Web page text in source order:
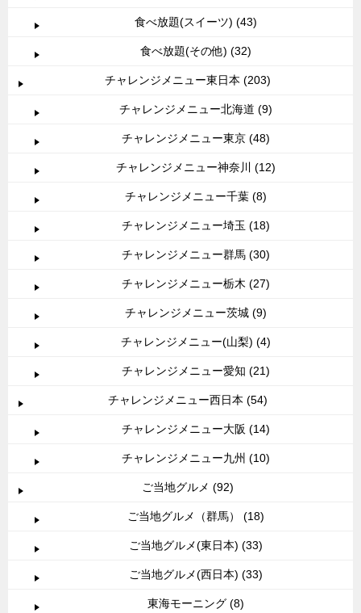
食べ放題(スイーツ) (43)
食べ放題(その他) (32)
チャレンジメニュー東日本 (203)
チャレンジメニュー北海道 (9)
チャレンジメニュー東京 (48)
チャレンジメニュー神奈川 (12)
チャレンジメニュー千葉 (8)
チャレンジメニュー埼玉 (18)
チャレンジメニュー群馬 (30)
チャレンジメニュー栃木 (27)
チャレンジメニュー茨城 (9)
チャレンジメニュー(山梨) (4)
チャレンジメニュー愛知 (21)
チャレンジメニュー西日本 (54)
チャレンジメニュー大阪 (14)
チャレンジメニュー九州 (10)
ご当地グルメ (92)
ご当地グルメ（群馬） (18)
ご当地グルメ(東日本) (33)
ご当地グルメ(西日本) (33)
東海モーニング (8)